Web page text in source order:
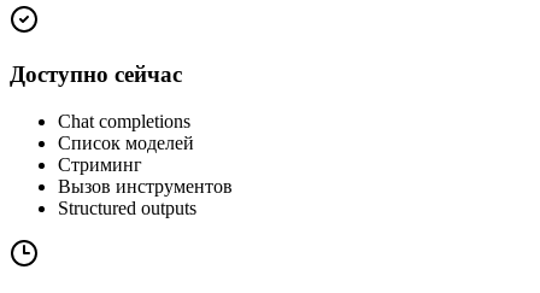
Доступно сейчас
Chat completions
Список моделей
Стриминг
Вызов инструментов
Structured outputs